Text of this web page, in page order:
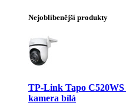
Nejoblíbenější produkty
TP-Link Tapo
kamera bílá